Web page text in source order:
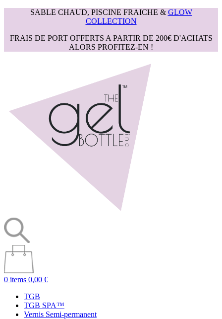
SABLE CHAUD, PISCINE FRAICHE & GLOW
COLLECTION
FRAIS DE PORT OFFERTS A PARTIR DE 200€ D'ACHATS
ALORS PROFITEZ-EN !
0 items 0,00 €
TGB
TGB SPA™
Vernis Semi-permanent